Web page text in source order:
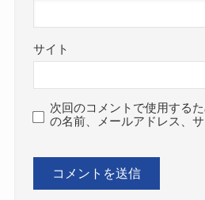
サイト
次回のコメントで使用する
の名前、メールアドレス、サ